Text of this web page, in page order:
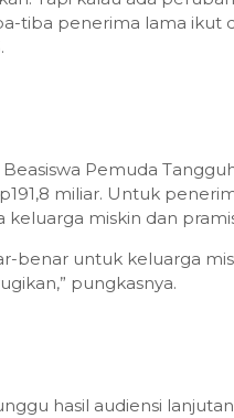
tiba penerima lama ikut
Pemuda
miliar. Untuk
miskin dan
benar untuk keluarga
pungkasnya.
hasil audiensi